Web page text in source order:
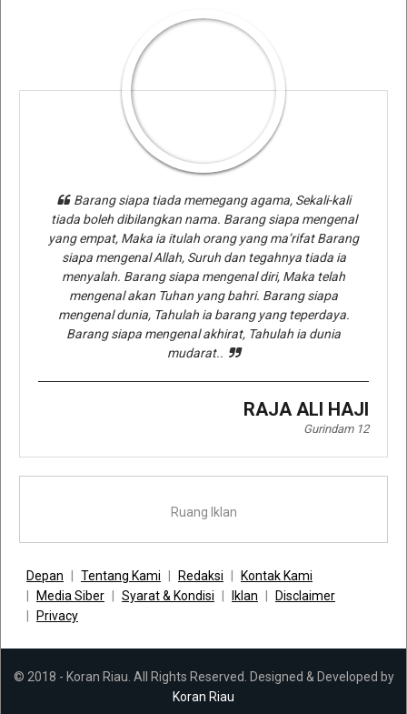
Barang siapa tiada memegang agama, Sekali-kali
tiada boleh dibilangkan nama. Barang siapa mengenal
yang empat, Maka ia itulah orang yang ma’rifat Barang
siapa mengenal Allah, Suruh dan tegahnya tiada ia
menyalah. Barang siapa mengenal diri, Maka telah
mengenal akan Tuhan yang bahri. Barang siapa
mengenal dunia, Tahulah ia barang yang teperdaya.
Barang siapa mengenal akhirat, Tahulah ia dunia
mudarat..
RAJA ALI HAJI
Gurindam 12
Ruang Iklan
Depan Tentang Kami Redaksi
Kontak Kami
Media Siber
Syarat & Kondisi Iklan
Disclaimer
Privacy
© 2018 - Koran Riau. All Rights Reserved. Designed & Developed by
Koran Riau